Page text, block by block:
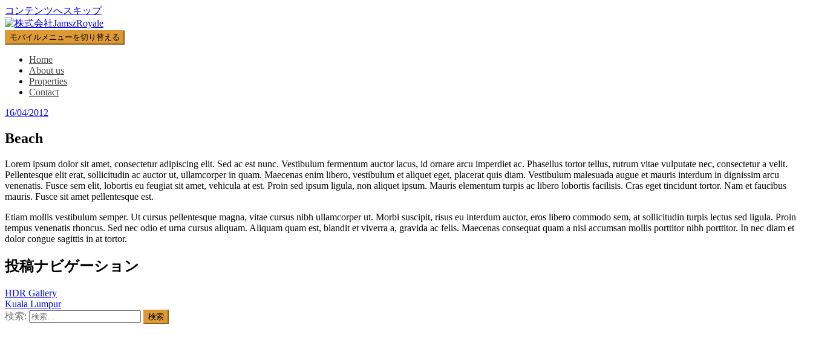
コンテンツへスキップ
モバイルメニューを切り替える
Home
About us
Properties
Contact
16/04/2012
Beach
Lorem ipsum dolor sit amet, consectetur adipiscing elit. Sed ac est nunc. Vestibulum fermentum auctor lacus, id ornare arcu imperdiet ac. Phasellus tortor tellus, rutrum vitae vulputate nec, consectetur a velit.
Pellentesque elit erat, sollicitudin ac auctor ut, ullamcorper in quam. Maecenas enim libero, vestibulum et aliquet eget, placerat quis diam. Vestibulum malesuada augue et mauris interdum in dignissim arcu
venenatis. Fusce sem elit, lobortis eu feugiat sit amet, vehicula at est. Proin sed ipsum ligula, non aliquet ipsum. Mauris elementum turpis ac libero lobortis facilisis. Cras eget tincidunt tortor. Nam et faucibus
mauris. Fusce sit amet pellentesque est.
Etiam mollis vestibulum semper. Ut cursus pellentesque magna, vitae cursus nibh ullamcorper ut. Morbi suscipit, risus eu interdum auctor, eros libero commodo sem, at sollicitudin turpis lectus sed ligula. Proin
tempus venenatis rhoncus. Sed nec odio et urna cursus aliquam. Aliquam quam est, blandit et viverra a, gravida ac felis. Maecenas consequat quam a nisi accumsan mollis porttitor nibh porttitor. In nec diam et
dolor congue sagittis in at tortor.
投稿ナビゲーション
HDR Gallery
Kuala Lumpur
検索: